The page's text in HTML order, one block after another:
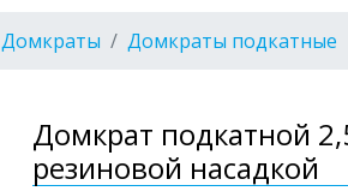
Домкраты Домкраты подкатные
Домкрат подкатной
резиновой насадкой